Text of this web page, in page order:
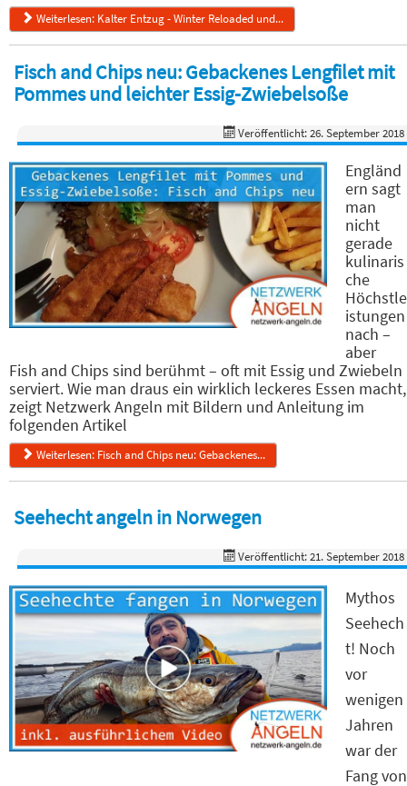
Weiterlesen: Kalter Entzug - Winter Reloaded und...
Fisch and Chips neu: Gebackenes Lengfilet mit
Pommes und leichter Essig-Zwiebelsoße
Veröffentlicht: 26. September 2018
Engländ
ern sagt
man
nicht
gerade
kulinaris
che
Höchstle
istungen
nach –
aber
Fish and Chips sind berühmt – oft mit Essig und Zwiebeln
serviert. Wie man draus ein wirklich leckeres Essen macht,
zeigt Netzwerk Angeln mit Bildern und Anleitung im
folgenden Artikel
Weiterlesen: Fisch and Chips neu: Gebackenes...
Seehecht angeln in Norwegen
Veröffentlicht: 21. September 2018
Mythos
Seehech
t! Noch
vor
wenigen
Jahren
war der
Fang von